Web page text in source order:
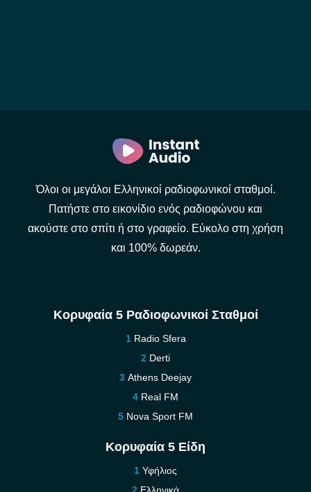
Όλοι οι μεγάλοι Ελληνικοί ραδιοφωνικοί σταθμοί.
Πατήστε στο εικονίδιο ενός ραδιοφώνου και
ακούστε στο σπίτι ή στο γραφείο. Εύκολο στη χρήση
και 100% δωρεάν.
Κορυφαία 5 Ραδιοφωνικοί Σταθμοί
Radio Sfera
Derti
Athens Deejay
Real FM
Nova Sport FM
Κορυφαία 5 Είδη
Υφήλιος